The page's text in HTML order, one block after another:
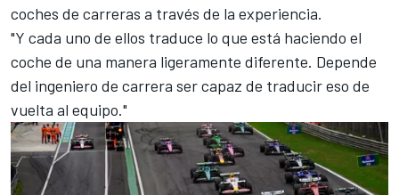
coches de carreras a través de la experiencia.
"Y cada uno de ellos traduce lo que está haciendo el
coche de una manera ligeramente diferente. Depende
del ingeniero de carrera ser capaz de traducir eso de
vuelta al equipo."